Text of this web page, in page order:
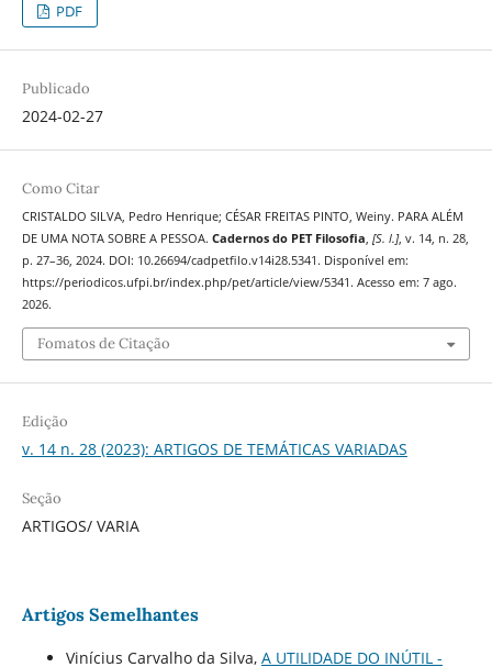
PDF
Publicado
2024-02-27
Como Citar
CRISTALDO SILVA, Pedro Henrique; CÉSAR FREITAS PINTO, Weiny. PARA ALÉM
DE UMA NOTA SOBRE A PESSOA. Cadernos do PET Filosofia, [S. l.], v. 14, n. 28,
p. 27–36, 2024. DOI: 10.26694/cadpetfilo.v14i28.5341. Disponível em:
https://periodicos.ufpi.br/index.php/pet/article/view/5341. Acesso em: 7 ago.
2026.
Fomatos de Citação
Edição
v. 14 n. 28 (2023): ARTIGOS DE TEMÁTICAS VARIADAS
Seção
ARTIGOS/ VARIA
Artigos Semelhantes
Vinícius Carvalho da Silva, A UTILIDADE DO INÚTIL -